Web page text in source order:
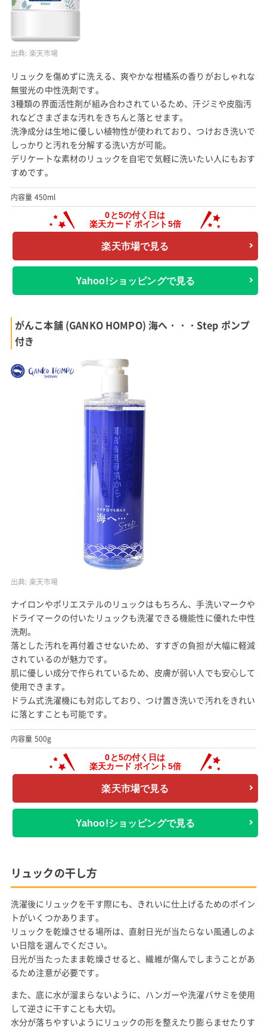
出典: 楽天市場
リュックを傷めずに洗える、爽やかな柑橘系の香りがおしゃれな
無蛍光の中性洗剤です。
3種類の界面活性剤が組み合わされているため、汗ジミや皮脂汚
れなどさまざまな汚れをきちんと落とせます。
洗浄成分は生地に優しい植物性が使われており、つけおき洗いで
しっかりと汚れを分解する洗い方が可能。
デリケートな素材のリュックを自宅で気軽に洗いたい人にもおす
すめです。
内容量 450ml
楽天市場で見る
Yahoo!ショッピングで見る
がんこ本舗 (GANKO HOMPO) 海へ・・・Step ポンプ
付き
出典: 楽天市場
ナイロンやポリエステルのリュックはもちろん、手洗いマークや
ドライマークの付いたリュックも洗濯できる機能性に優れた中性
洗剤。
落とした汚れを再付着させないため、すすぎの負担が大幅に軽減
されているのが魅力です。
肌に優しい成分で作られているため、皮膚が弱い人でも安心して
使用できます。
ドラム式洗濯機にも対応しており、つけ置き洗いで汚れをきれい
に落とすことも可能です。
内容量 500g
楽天市場で見る
Yahoo!ショッピングで見る
リュックの干し方
洗濯後にリュックを干す際にも、きれいに仕上げるためのポイン
トがいくつかあります。
リュックを乾燥させる場所は、直射日光が当たらない風通しのよ
い日陰を選んでください。
日光が当たったまま乾燥させると、繊維が傷んでしまうことがあ
るため注意が必要です。
また、底に水が溜まらないように、ハンガーや洗濯バサミを使用
して逆さに干すことも大切。
水分が落ちやすいようにリュックの形を整えたり膨らませたりす